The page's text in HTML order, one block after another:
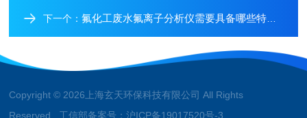
下一个：氟化工废水氟离子分析仪需要具备哪些特点呢
Copyright © 2026上海玄天环保科技有限公司 All Rights
Reserved 工信部备案号：沪ICP备19017520号-3